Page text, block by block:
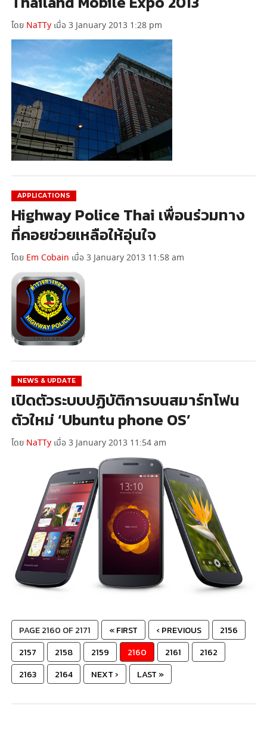
โดย NaTTyเมื่อ 3 January 2013 1:28 pm
APPLICATIONS
Highway Police Thai เพื่อนร่วมทาง
ที่คอยช่วยเหลือให้อุ่นใจ
โดย Em Cobain เมื่อ 3 January 2013 11:58 am
NEWS & UPDATE
เปิดตัวระบบปฏิบัติการบนสมาร์ทโฟน
ตัวใหม่ ‘Ubuntu phone OS’
โดย NaTTyเมื่อ 3 January 2013 11:54 am
PAGE 2160 OF 2171 « FIRST ‹ PREVIOUS
2156
2157
2158 2159 2160 2161
2162
2163
2164 NEXT › LAST »